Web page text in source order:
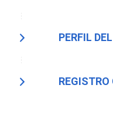
PERFIL
REGISTRO